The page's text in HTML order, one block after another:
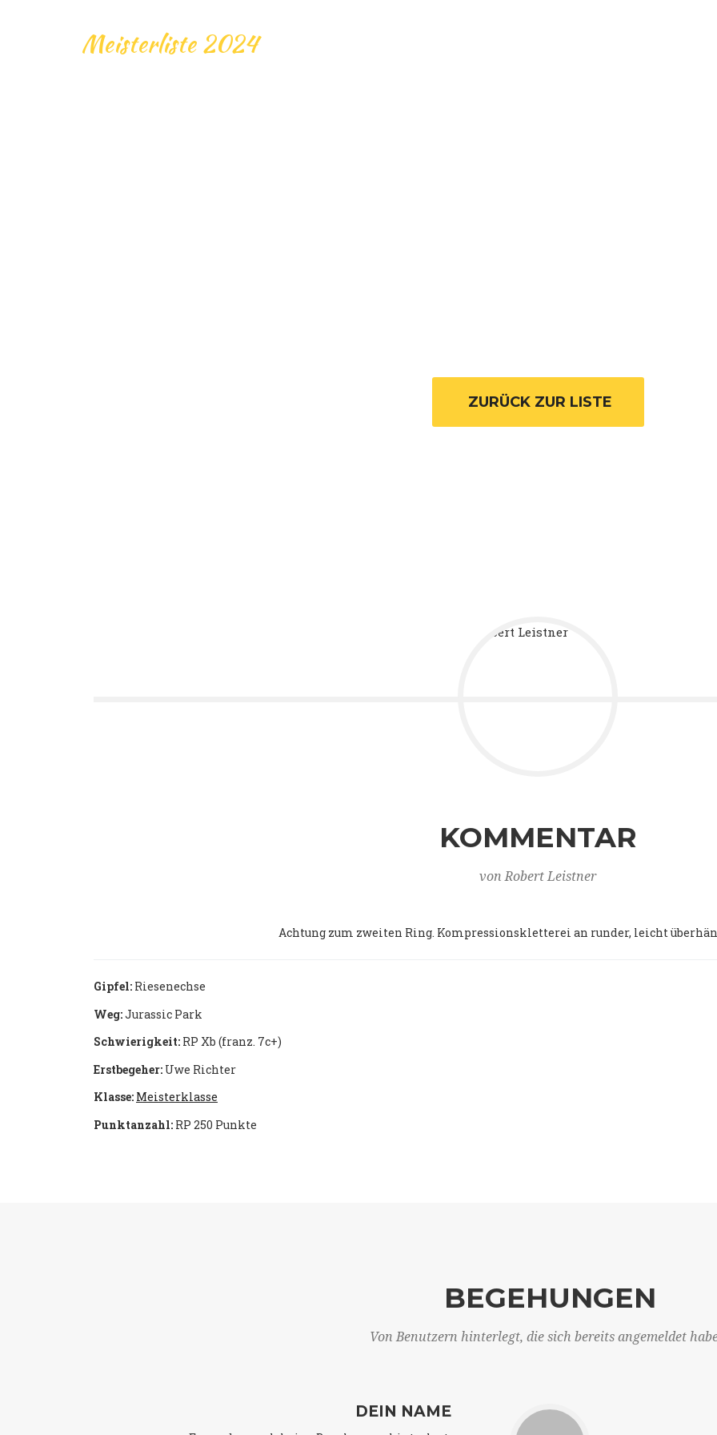
Meisterliste 2024
ZURÜCK ZUR LISTE
KOMMENTAR
von Robert Leistner
Achtung zum zweiten Ring. Kompressionskletterei an runder, leicht
Gipfel: Riesenechse
Weg:Jurassic Park
Schwierigkeit: RP Xb (franz. 7c+)
Erstbegeher: Uwe Richter
Klasse: Meisterklasse
Punktanzahl: RP 250 Punkte
BEGEHUNGEN
Von Benutzern hinterlegt, die sich bereits angemeldet
DEIN NAME